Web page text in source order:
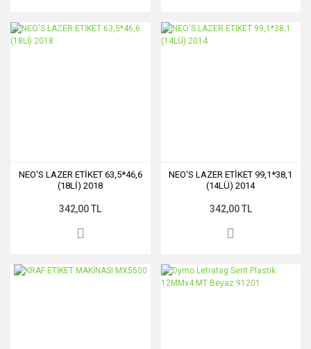
NEO'S LAZER ETİKET 63,5*46,6
(18Lİ) 2018
342,00 TL
NEO'S LAZER ETİKET 99,1*38,1
(14LÜ) 2014
342,00 TL